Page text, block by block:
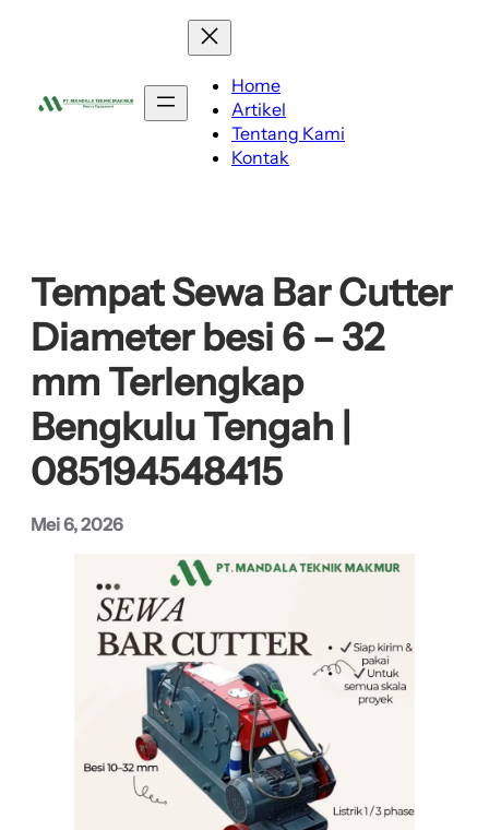
Home
Artikel
Tentang Kami
Kontak
Tempat Sewa Bar Cutter
Diameter besi 6 – 32
mm Terlengkap
Bengkulu Tengah |
085194548415
Mei 6, 2026